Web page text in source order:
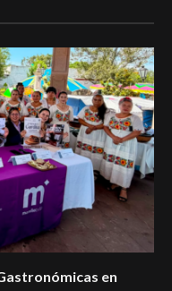
en